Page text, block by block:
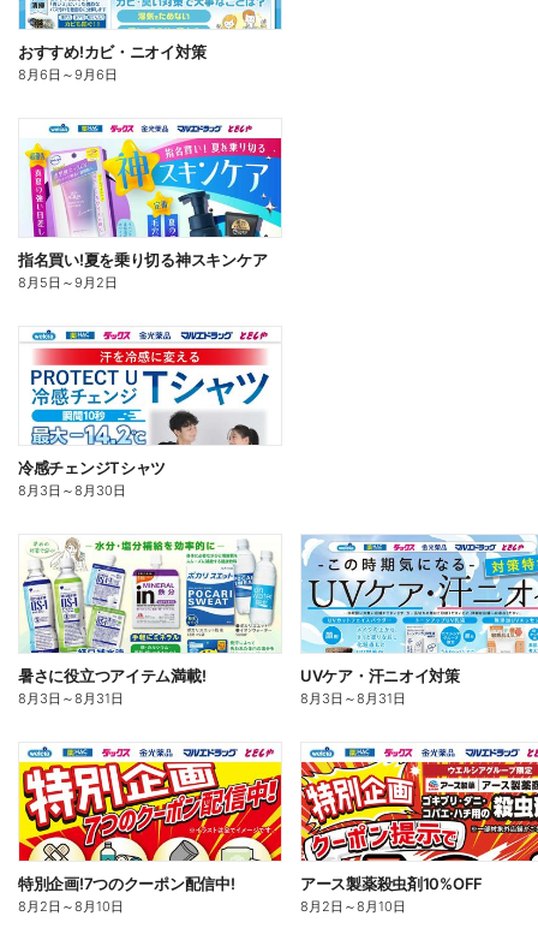
おすすめ!カビ・ニオイ対策
8月6日 ～9月6日
指名買い!夏を乗り切る神スキンケア
8月5日 ～9月2日
冷感チェンジTシャツ
8月3日 ～8月30日
暑さに役立つアイテム満載!
8月3日 ～8月31日
UVケア・汗ニオイ対策
8月3日 ～8月31日
特別企画!7つのクーポン配信中!
8月2日 ～8月10日
アース製薬殺虫剤10%OFF
8月2日 ～8月10日